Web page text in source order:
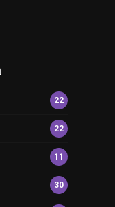
22
22
11
30